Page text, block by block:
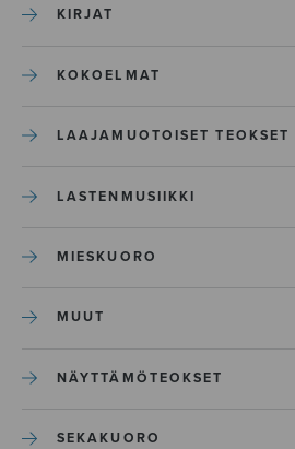
KIRJAT
KOKOELMAT
LAAJAMUOTOISET TEOKSET
LASTENMUSIIKKI
MIESKUORO
MUUT
NÄYTTÄMÖTEOKSET
SEKAKUORO